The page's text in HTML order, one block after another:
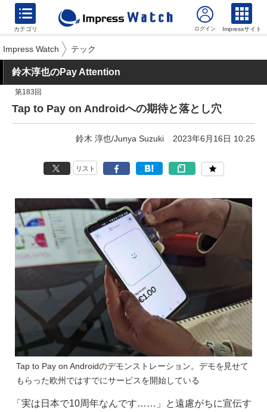
カテゴリ Impressサイト
Impress Watch テック
鈴木淳也のPay Attention
第183回
Tap to Pay on Androidへの期待と落とし穴
鈴木 淳也/Junya Suzuki 2023年6月16日 10:25
リスト
Tap to Pay on Androidのデモンストレーション。デモを見せて
もらった欧州ではすでにサービスを開始している
「 実は日本で10周年なんです…… 」と遠慮がちに宣伝す